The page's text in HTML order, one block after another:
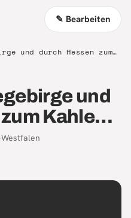
✎ Bearbeiten
durch Hessen zum Kahlen Asten
und
Kahlen